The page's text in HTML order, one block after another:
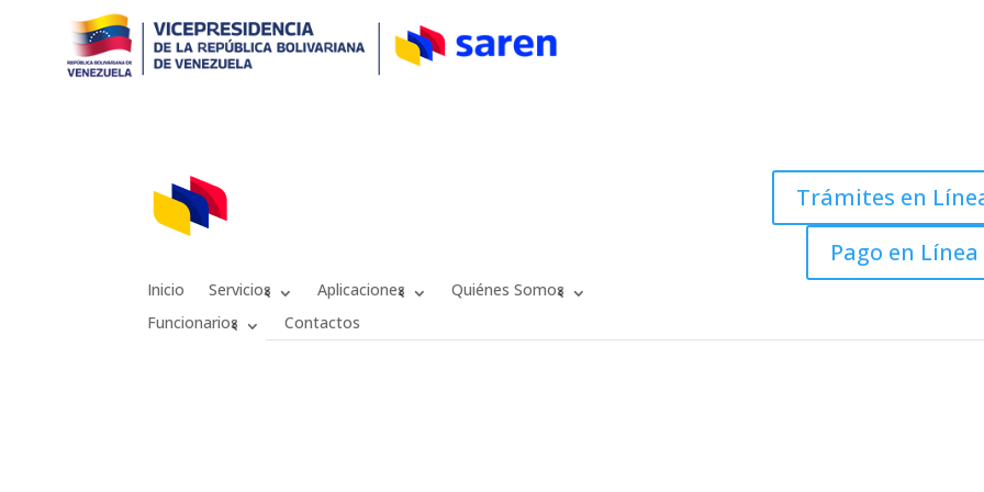
Inicio Servicios Aplicaciones
Quiénes Somos
Funcionarios
Contactos
Trámites en
Pago en Línea